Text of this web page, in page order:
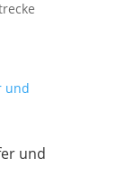
und